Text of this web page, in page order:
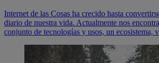
Internet de las Cosas ha crecido hasta
diario de nuestra vida. Actualmente nos
conjunto de tecnologías y usos, un ecosistema,